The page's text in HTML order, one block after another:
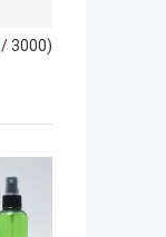
/ 3000)